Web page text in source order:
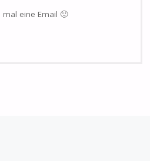
mal eine Email 🙂